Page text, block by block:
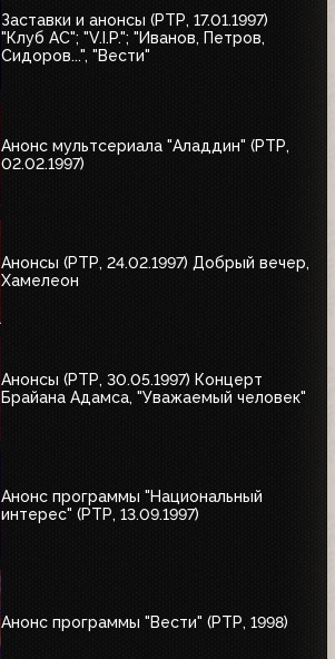
Заставки и анонсы (РТР, 17.01.1997)
"Клуб АС"; "V.I.P."; "Иванов, Петров,
Сидоров...", "Вести"
Анонс мультсериала "Аладдин" (РТР,
02.02.1997)
Анонсы (РТР, 24.02.1997) Добрый вечер,
Хамелеон
Анонсы (РТР, 30.05.1997) Концерт
Брайана Адамса, "Уважаемый человек"
Анонс программы "Национальный
интерес" (РТР, 13.09.1997)
Анонс программы "Вести" (РТР, 1998)